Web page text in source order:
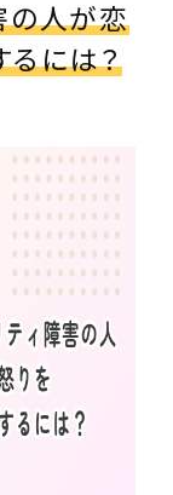
の人が恋
るには？